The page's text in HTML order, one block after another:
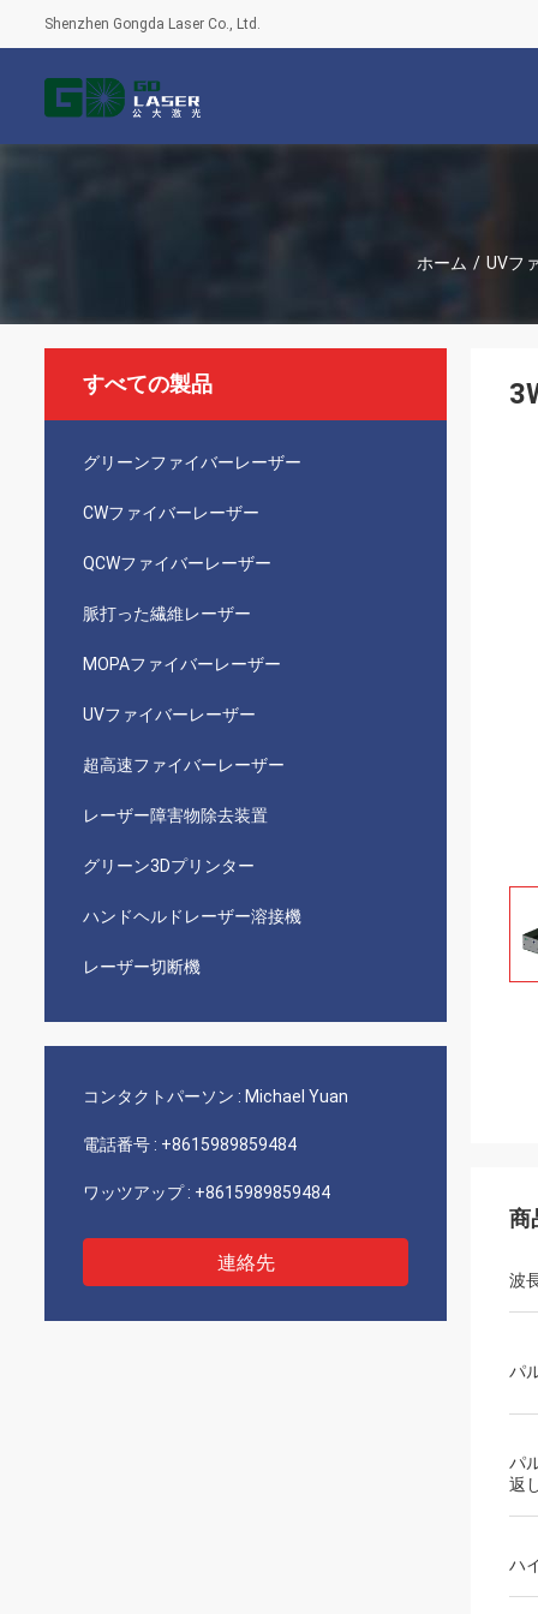
Shenzhen Gongda Laser Co., Ltd.
ホーム / UVフ
すべての製品
グリーンファイバーレーザー
CWファイバーレーザー
QCWファイバーレーザー
脈打った繊維レーザー
MOPAファイバーレーザー
UVファイバーレーザー
超高速ファイバーレーザー
レーザー障害物除去装置
グリーン3Dプリンター
ハンドヘルドレーザー溶接機
レーザー切断機
コンタクトパーソン : Michael Yuan
電話番号 : +8615989859484
ワッツアップ : +8615989859484
連絡先
商
波
パ
パ
返
ハ